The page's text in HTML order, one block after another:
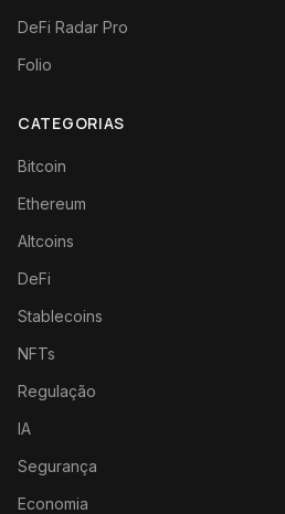
DeFi Radar Pro
Folio
CATEGORIAS
Bitcoin
Ethereum
Altcoins
DeFi
Stablecoins
NFTs
Regulação
IA
Segurança
Economia